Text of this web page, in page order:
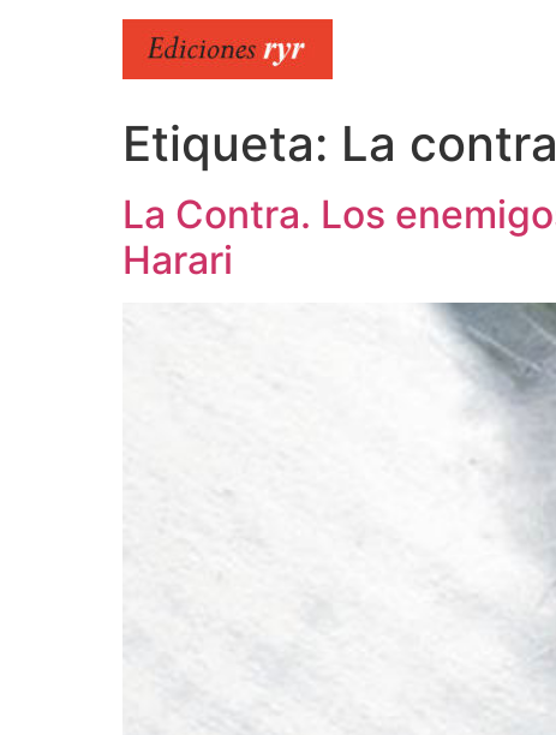
Etiqueta: La contra
La Contra. Los
Harari